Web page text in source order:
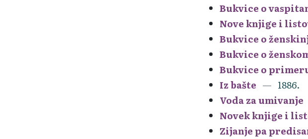
Bukvice o
Nove knjige i
Bukvice o
Bukvice o
Bukvice o
Iz bašte
1886.
Voda za umivanje
Novek knjige i
Zijanje pa